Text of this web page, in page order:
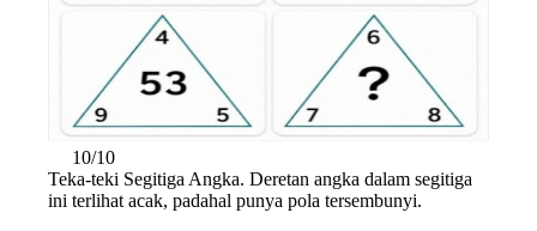
10/10
Teka-teki Segitiga Angka. Deretan angka dalam segitiga
ini terlihat acak, padahal punya pola tersembunyi.